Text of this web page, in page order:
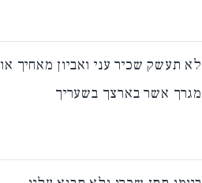
לא תעשק שכיר עני ואביון מאחיך או
מגרך אשר בארצך בשעריך